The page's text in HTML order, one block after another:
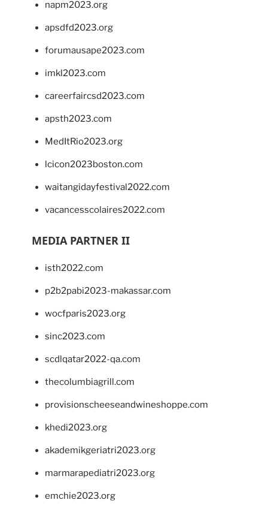
napm2023.org
apsdfd2023.org
forumausape2023.com
imkl2023.com
careerfaircsd2023.com
apsth2023.com
MedItRio2023.org
lcicon2023boston.com
waitangidayfestival2022.com
vacancesscolaires2022.com
MEDIA PARTNER II
isth2022.com
p2b2pabi2023-makassar.com
wocfparis2023.org
sinc2023.com
scdlqatar2022-qa.com
thecolumbiagrill.com
provisionscheeseandwineshoppe.com
khedi2023.org
akademikgeriatri2023.org
marmarapediatri2023.org
emchie2023.org